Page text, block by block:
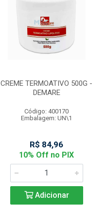
CREME TERMOATIVO 500G -
DEMARE
Código: 400170
Embalagem: UN\1
R$ 84,96
10% Off no PIX
Adicionar